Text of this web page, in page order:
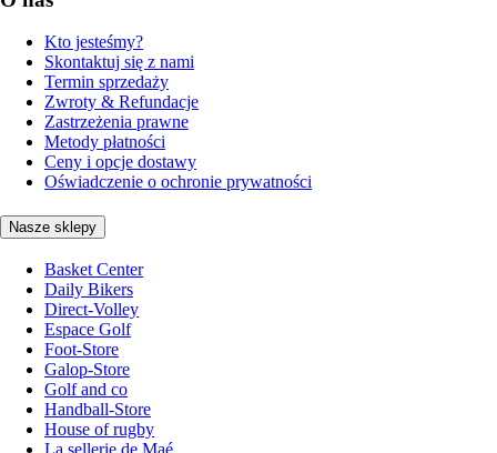
Kto jesteśmy?
Skontaktuj się z nami
Termin sprzedaży
Zwroty & Refundacje
Zastrzeżenia prawne
Metody płatności
Ceny i opcje dostawy
Oświadczenie o ochronie prywatności
Nasze sklepy
Basket Center
Daily Bikers
Direct-Volley
Espace Golf
Foot-Store
Galop-Store
Golf and co
Handball-Store
House of rugby
La sellerie de Maé